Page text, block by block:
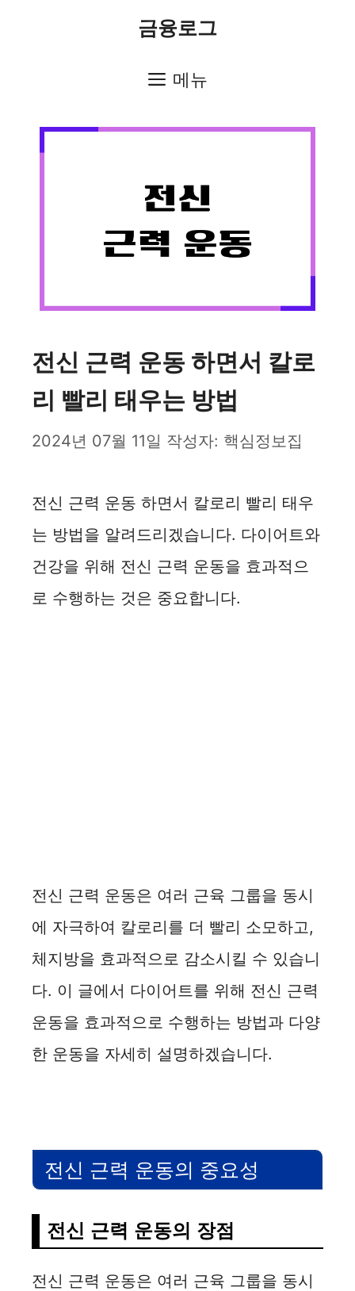
금융로그
메뉴
전신 근력 운동 하면서 칼로
리 빨리 태우는 방법
2024년 07월 11일 작성자: 핵심정보집
전신 근력 운동 하면서 칼로리 빨리 태우
는 방법을 알려드리겠습니다. 다이어트와
건강을 위해 전신 근력 운동을 효과적으
로 수행하는 것은 중요합니다.
전신 근력 운동은 여러 근육 그룹을 동시
에 자극하여 칼로리를 더 빨리 소모하고,
체지방을 효과적으로 감소시킬 수 있습니
다. 이 글에서 다이어트를 위해 전신 근력
운동을 효과적으로 수행하는 방법과 다양
한 운동을 자세히 설명하겠습니다.
전신 근력 운동의 중요성
전신 근력 운동의 장점
전신 근력 운동은 여러 근육 그룹을 동시